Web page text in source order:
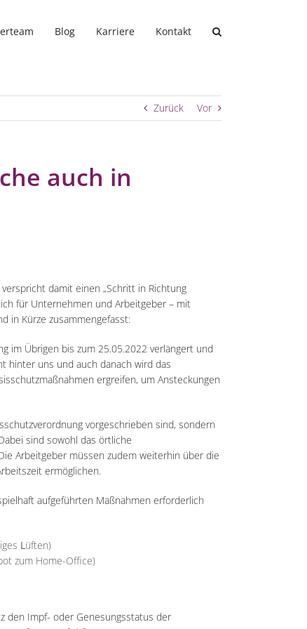
Blog Karriere Kontakt
Zurück Vor
auch in
damit einen „Schritt in Richtung
für Unternehmen und Arbeitgeber – mit
in Kürze zusammengefasst:
im Übrigen bis zum 25.05.2022 verlängert und
hinter uns und auch danach wird das
ergreifen, um Ansteckungen
vorgeschrieben sind, sondern
sind sowohl das örtliche
Arbeitgeber müssen zudem weiterhin über die
ermöglichen.
aufgeführten Maßnahmen erforderlich
Lüften)
zum Home-Office)
den Impf- oder Genesungsstatus der